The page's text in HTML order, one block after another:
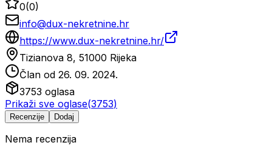
0(0)
info@dux-nekretnine.hr
https://www.dux-nekretnine.hr/
Tizianova 8, 51000 Rijeka
Član od 26. 09. 2024.
3753 oglasa
Prikaži sve oglase(3753)
Recenzije Dodaj
Nema recenzija